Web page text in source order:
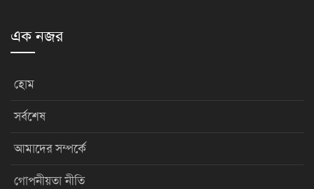
এক নজর
হোম
সর্বশেষ
আমাদের সম্পর্কে
গোপনীয়তা নীতি